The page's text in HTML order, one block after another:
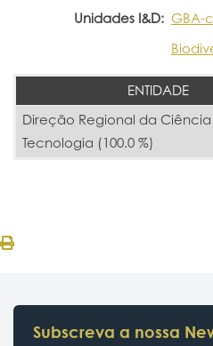
Unidades I&D: GBA-
ENTIDADE
Direção Regional da
Tecnologia (100.0 %)
Subscreva a nossa